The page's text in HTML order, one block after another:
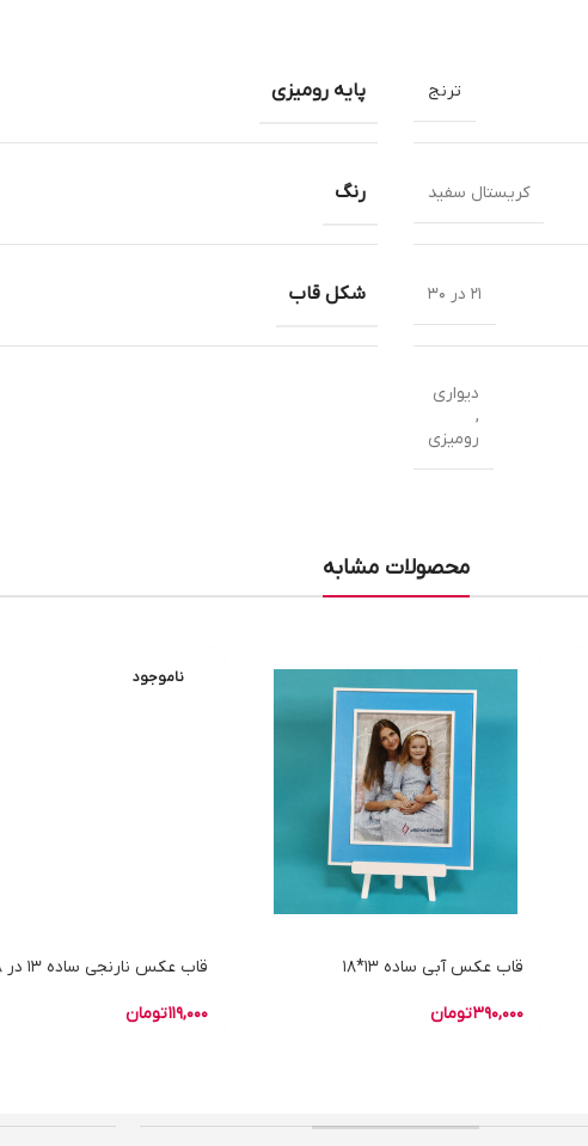
ترنج پایه رومیزی
کریستال سفید رنگ
21 در 30 شکل قاب
دیواری
,
رومیزی
محصولات مشابه
قاب عکس آبی ساده 13*18
390,000تومان
ناموجود
قاب عکس نارنجی ساده 13 در 18
119,000تومان